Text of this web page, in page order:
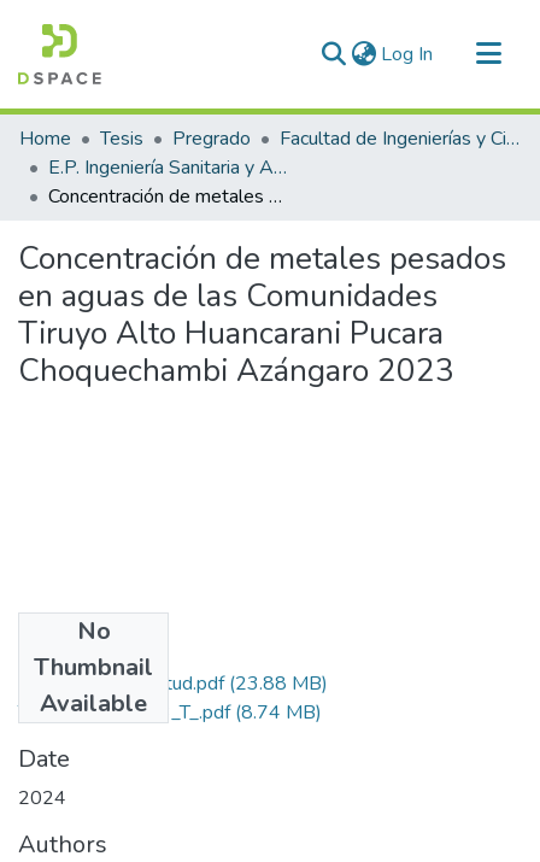
Log In (current)
Communities & Collections
All of DSpace
Statistics
Home Tesis Pregrado
Facultad de Ingenierías y Ciencias Puras
E.P. Ingeniería Sanitaria y Ambiental
Concentración de metales pesados en aguas de las Comunidades Tiruyo Alto Huancarani Pucara Choquechambi Azángaro 2023
Concentración de metales pesados
en aguas de las Comunidades
Tiruyo Alto Huancarani Pucara
Choquechambi Azángaro 2023
No
Thumbnail
Available
Grado de Similitud.pdf(23.88 MB)
T036_75253353_T_.pdf(8.74 MB)
Date
2024
Authors